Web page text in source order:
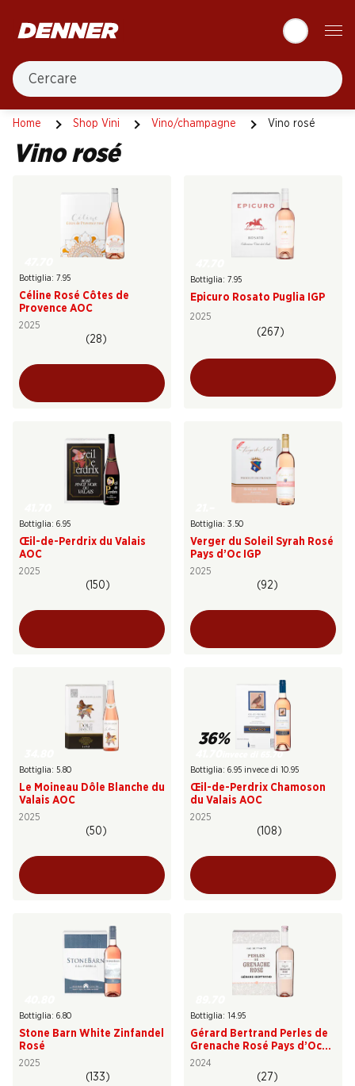
Cercare
Home Shop Vini Vino/champagne Vino rosé
Vino rosé
Vino rosé
Bottiglia: 7.95
Céline Rosé Côtes de
Provence AOC
2025
(28)
Bottiglia: 7.95
Epicuro Rosato Puglia IGP
2025
(267)
Bottiglia: 6.95
Œil-de-Perdrix du Valais
AOC
2025
(150)
Bottiglia: 3.50
Verger du Soleil Syrah Rosé
Pays d’Oc IGP
2025
(92)
Bottiglia: 5.80
Le Moineau Dôle Blanche du
Valais AOC
2025
(50)
36%
Bottiglia: 6.95 invece di 10.95
Œil-de-Perdrix Chamoson
du Valais AOC
2025
(108)
Bottiglia: 6.80
Stone Barn White Zinfandel
Rosé
2025
(133)
Bottiglia: 14.95
Gérard Bertrand Perles de
Grenache Rosé Pays d’Oc
IGP
2024
(27)